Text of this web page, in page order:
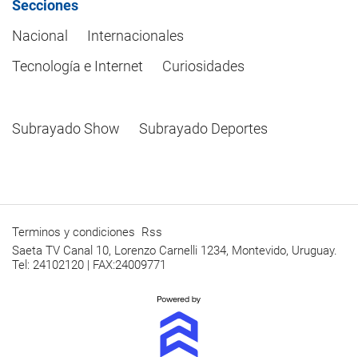
Secciones
Nacional
Internacionales
Tecnología e Internet
Curiosidades
Subrayado Show Subrayado Deportes
Terminos y condiciones Rss
Saeta TV Canal 10, Lorenzo Carnelli 1234, Montevido, Uruguay.
Tel: 24102120 | FAX:24009771